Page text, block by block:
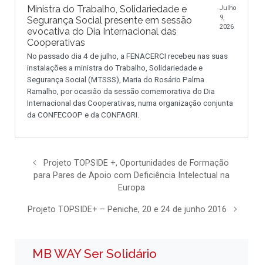
Ministra do Trabalho, Solidariedade e
Segurança Social presente em sessão
evocativa do Dia Internacional das
Cooperativas
Julho
9,
2026
No passado dia 4 de julho, a FENACERCI recebeu nas suas
instalações a ministra do Trabalho, Solidariedade e
Segurança Social (MTSSS), Maria do Rosário Palma
Ramalho, por ocasião da sessão comemorativa do Dia
Internacional das Cooperativas, numa organização conjunta
da CONFECOOP e da CONFAGRI.
Projeto TOPSIDE +, Oportunidades de Formação
para Pares de Apoio com Deficiência Intelectual na
Europa
Projeto TOPSIDE+ – Peniche, 20 e 24 de junho 2016
MB WAY Ser Solidário